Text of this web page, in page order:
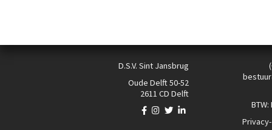
D.S.V. Sint Jansbrug
Oude Delft 50-52
2611 CD Delft